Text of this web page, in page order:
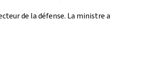
de la défense. La ministre a